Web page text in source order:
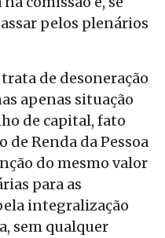
pelos plenários
de desoneração
apenas situação
de capital, fato
de Renda da Pessoa
do mesmo valor
para as
integralização
sem qualquer